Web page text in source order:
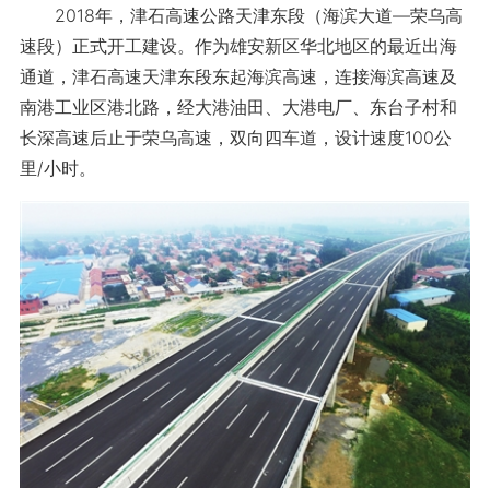
2018年，津石高速公路天津东段（海滨大道—荣乌高
速段）正式开工建设。作为雄安新区华北地区的最近出海
通道，津石高速天津东段东起海滨高速，连接海滨高速及
南港工业区港北路，经大港油田、大港电厂、东台子村和
长深高速后止于荣乌高速，双向四车道，设计速度100公
里/小时。